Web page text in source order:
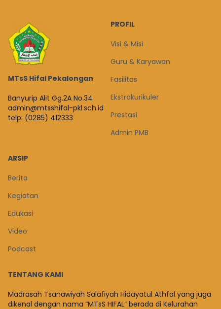
MTsS Hifal Pekalongan
Banyurip Alit Gg.2A No.34
admin@mtsshifal-pkl.sch.id
telp: (0285) 412333
PROFIL
Visi & Misi
Guru & Karyawan
Fasilitas
Ekstrakurikuler
Prestasi
Admin PMB
ARSIP
Berita
Kegiatan
Edukasi
Video
Podcast
TENTANG KAMI
Madrasah Tsanawiyah Salafiyah Hidayatul Athfal yang juga
dikenal dengan nama “MTsS HIFAL” berada di Kelurahan